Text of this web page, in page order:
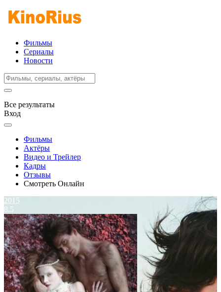
Фильмы
Сериалы
Новости
Все результаты
Вход
Фильмы
Актёры
Видео и Трейлер
Кадры
Отзывы
Смотреть Онлайн
2015
8.5